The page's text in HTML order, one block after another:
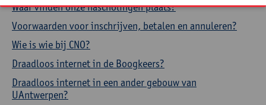
Waar vinden onze nascholingen plaats?
Voorwaarden voor inschrijven, betalen en annuleren?
Wie is wie bij CNO?
Draadloos internet in de Boogkeers?
Draadloos internet in een ander gebouw van
UAntwerpen?